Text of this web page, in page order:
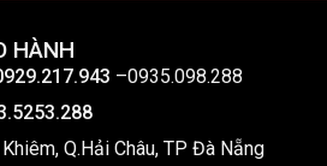
HÀNH
–0935.098.288
Q.Hải Châu, TP Đà Nẵng